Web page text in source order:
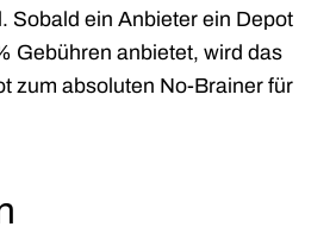
Sobald ein Anbieter ein Depot
Gebühren anbietet, wird das
zum absoluten No-Brainer für